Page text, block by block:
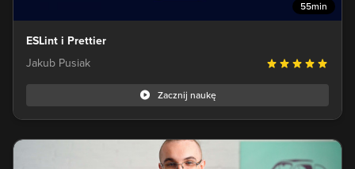
55min
ESLint i Prettier
Jakub Pusiak
Zacznij naukę